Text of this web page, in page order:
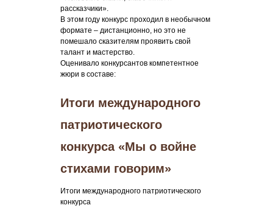
рассказчики».
В этом году конкурс проходил в необычном
формате – дистанционно, но это не
помешало сказителям проявить свой
талант и мастерство.
Оценивало конкурсантов компетентное
жюри в составе:
Итоги международного
патриотического
конкурса «Мы о войне
стихами говорим»
Итоги международного патриотического
конкурса